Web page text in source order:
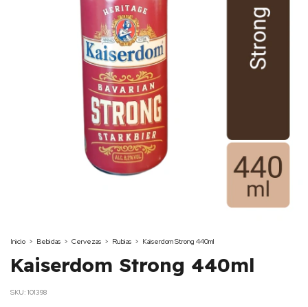
Inicio > Bebidas > Cervezas > Rubias > Kaiserdom Strong 440ml
Kaiserdom Strong 440ml
SKU: 101398